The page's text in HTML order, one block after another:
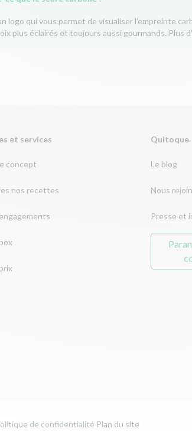
logo qui vous permet de visualiser l’empreinte
plus éclairés et toujours aussi gourmands. Plus
et services
concept
nos recettes
Quitoque
Le blog
Nous
Presse et
de confidentialité Plan du site